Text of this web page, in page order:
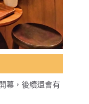
幕，後續還會有